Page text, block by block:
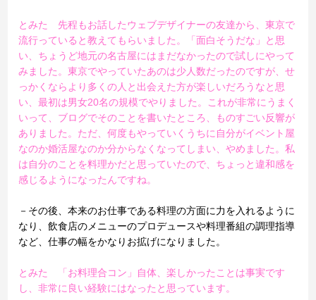
とみた 先程もお話したウェブデザイナーの友達から、東京で
流行っていると教えてもらいました。「面白そうだな」と思
い、ちょうど地元の名古屋にはまだなかったので試しにやって
みました。東京でやっていたあのは少人数だったのですが、せ
っかくならより多くの人と出会えた方が楽しいだろうなと思
い、最初は男女20名の規模でやりました。これが非常にうまく
いって、ブログでそのことを書いたところ、ものすごい反響が
ありました。ただ、何度もやっていくうちに自分がイベント屋
なのか婚活屋なのか分からなくなってしまい、やめました。私
は自分のことを料理かだと思っていたので、ちょっと違和感を
感じるようになったんですね。
－その後、本来のお仕事である料理の方面に力を入れるように
なり、飲食店のメニューのプロデュースや料理番組の調理指導
など、仕事の幅をかなりお拡げになりました。
とみた 「お料理合コン」自体、楽しかったことは事実です
し、非常に良い経験にはなったと思っています。